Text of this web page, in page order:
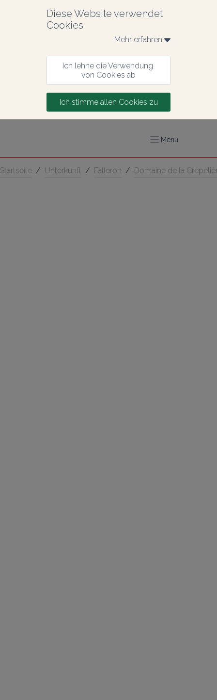
Diese Website verwendet
Cookies
Mehr erfahren
Ich lehne die Verwendung
von Cookies ab
Ich stimme allen Cookies zu
Menü
Startseite / Unterkunft / Falleron / Domaine de la